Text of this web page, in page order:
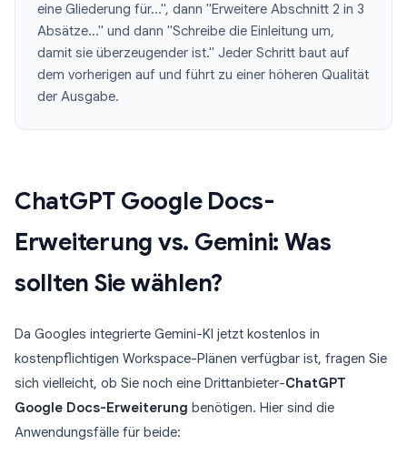
eine Gliederung für...", dann "Erweitere Abschnitt 2 in 3
Absätze..." und dann "Schreibe die Einleitung um,
damit sie überzeugender ist." Jeder Schritt baut auf
dem vorherigen auf und führt zu einer höheren Qualität
der Ausgabe.
ChatGPT Google Docs-
Erweiterung vs. Gemini: Was
sollten Sie wählen?
Da Googles integrierte Gemini-KI jetzt kostenlos in
kostenpflichtigen Workspace-Plänen verfügbar ist, fragen Sie
sich vielleicht, ob Sie noch eine Drittanbieter-ChatGPT
Google Docs-Erweiterung benötigen. Hier sind die
Anwendungsfälle für beide: